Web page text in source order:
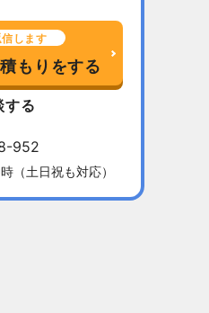
します
もりをする
する
土日祝も対応）